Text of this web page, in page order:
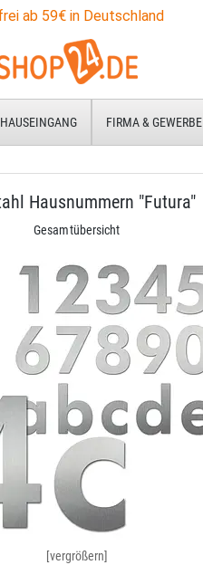
ab 59€ in Deutschland
HAUSEINGANG FIRMA & GEWERBE
Hausnummern "Futura"
Gesamtübersicht
[vergrößern]